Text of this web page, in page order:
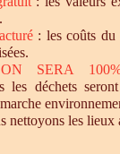
: les coûts du
SERA
les déchets
nettoyons les lieux